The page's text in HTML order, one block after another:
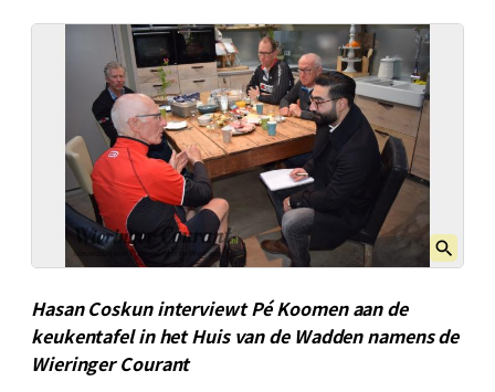
Hasan Coskun interviewt Pé Koomen aan de
keukentafel in het Huis van de Wadden namens de
Wieringer Courant